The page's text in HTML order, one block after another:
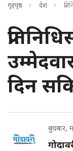
गृहपृष्ठ देश
दिन
बुधबार,